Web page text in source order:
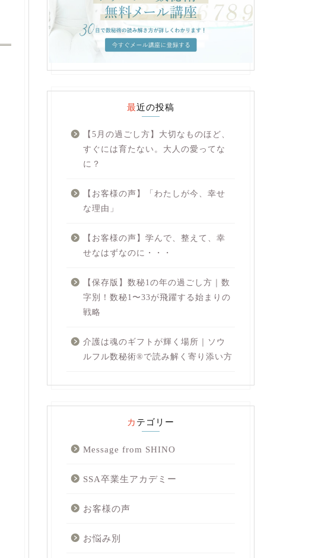
最近の投稿
【5月の過ごし方】大切なものほど、
すぐには育たない。大人の愛ってな
に？
【お客様の声】「わたしが今、幸せ
な理由」
【お客様の声】学んで、整えて、幸
せなはずなのに・・・
【保存版】数秘1の年の過ごし方｜数
字別！数秘1〜33が飛躍する始まりの
戦略
介護は魂のギフトが輝く場所｜ソウ
ルフル数秘術®︎で読み解く寄り添い方
カテゴリー
Message from SHINO
SSA卒業生アカデミー
お客様の声
お悩み別